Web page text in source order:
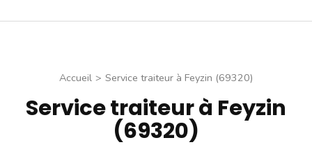
Accueil > Service traiteur à Feyzin (69320)
Service traiteur à Feyzin
(69320)